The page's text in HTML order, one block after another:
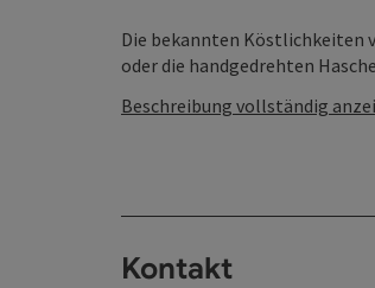
Die bekannten Köstlichkeiten
oder die handgedrehten
Beschreibung vollständig
Kontakt